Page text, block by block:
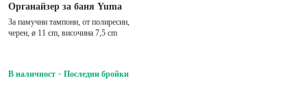
Органайзер за баня Yuma
За памучни тампони, от полиресин,
черен, ø 11 cm, височина 7,5 cm
В наличност Последни бройки